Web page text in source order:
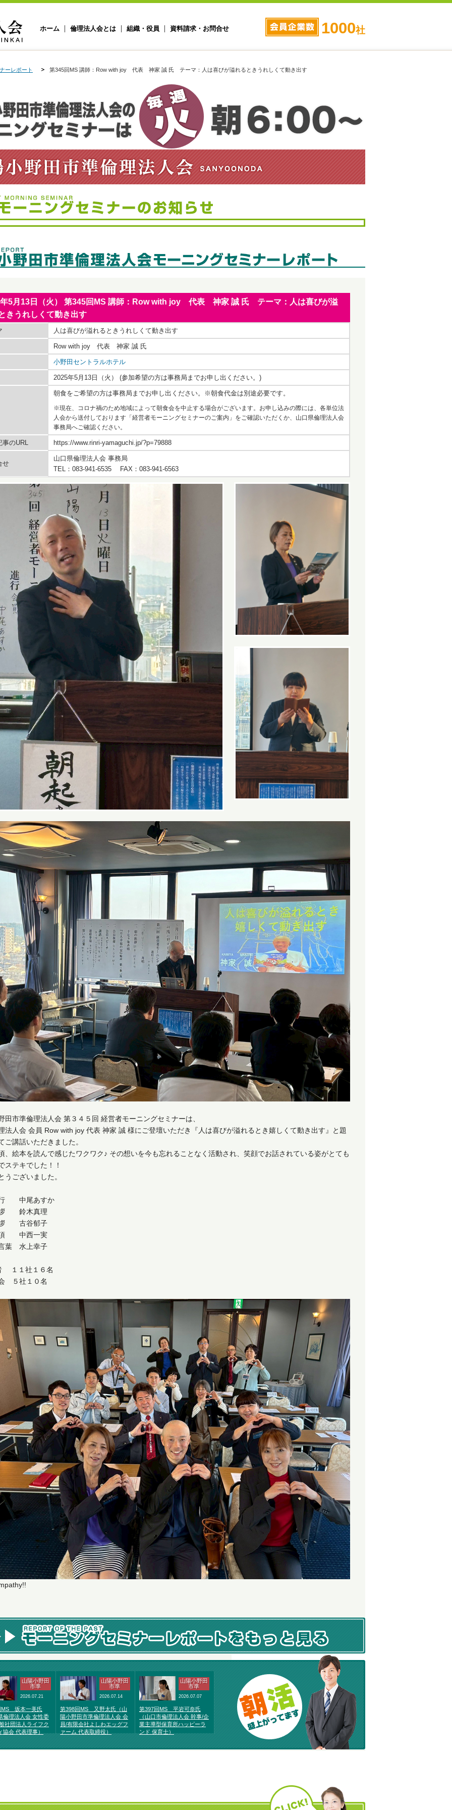
ホーム 倫理法人会とは 組織・役員 資料請求・お問合せ 1000社
ーレポート 第345回MS 講師：Row with joy 代表 神家 誠 氏 テーマ：人は喜びが溢れるときうれしくて動き出す
5月13日（火） 第345回MS 講師：Row with joy 代表 神家 誠 氏 テーマ：人は喜びが溢
きうれしくて動き出す
人は喜びが溢れるときうれしくて動き出す
Row with joy 代表 神家 誠 氏
小野田セントラルホテル
2025年5月13日（火） (参加希望の方は事務局までお申し出ください。)
朝食をご希望の方は事務局までお申し出ください。※朝食代金は別途必要です。
※現在、コロナ禍のため地域によって朝食会を中止する場合がございます。お申し込みの際には、各単位法
人会から送付しております「経営者モーニングセミナーのご案内」をご確認いただくか、山口県倫理法人会
事務局へご確認ください。
事のURL https://www.rinri-yamaguchi.jp/?p=79888
せ
山口県倫理法人会 事務局
TEL：083-941-6535 FAX：083-941-6563
田市準倫理法人会 第３４５回 経営者モーニングセミナーは、
法人会 会員 Row with joy 代表 神家 誠 様にご登壇いただき『人は喜びが溢れるとき嬉しくて動き出す』と題
ご講話いただきました。
、絵本を読んで感じたワクワク♪ その想いを今も忘れることなく活動され、笑顔でお話されている姿がとても
ステキでした！！
うございました。
中尾あすか
拶 鈴木真理
拶 古谷郁子
項 中西一実
葉 水上幸子
１１社１６名
５社１０名
山陽小野田
市準
2026.07.21
MS 坂本一美氏
倫理法人会 女性委
社団法人ライフク
協会 代表理事）
山陽小野田
市準
2026.07.14
第398回MS 又野太氏（山
陽小野田市準倫理法人会 会
員/有限会社よしわエッグフ
ァーム 代表取締役）
山陽小野田
市準
2026.07.07
第397回MS 平岩可奈氏
（山口市倫理法人会 幹事/企
業主導型保育所ハッピーラ
ンド 保育士）